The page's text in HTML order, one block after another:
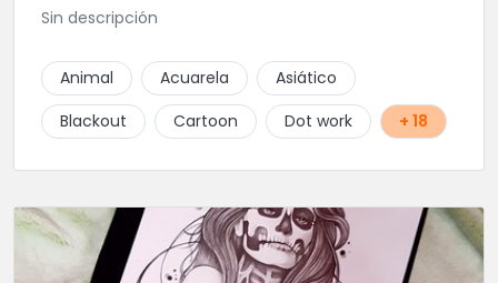
Sin descripción
Animal Acuarela
Asiático
Blackout
Cartoon Dot work + 18